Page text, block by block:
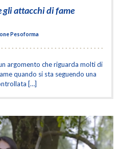
gli attacchi di fame
Pesoforma
argomento che riguarda molti di
quando si sta seguendo una
[…]